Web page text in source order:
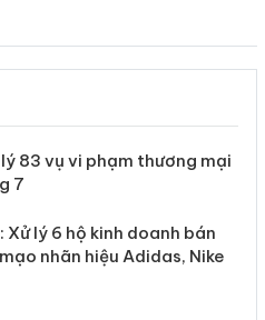
lý 83 vụ vi phạm thương
7